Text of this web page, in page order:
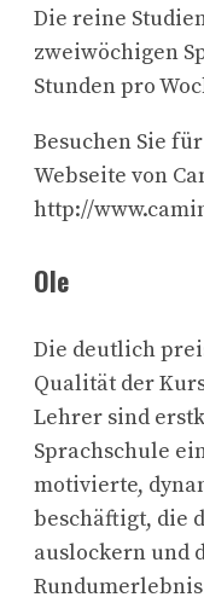
Die reine
zweiwöchigen
Stunden pro
Besuchen Sie
Webseite von
http://
Ole
Die deutlich
Qualität der
Lehrer sind
Sprachschule
motivierte,
beschäftigt, die
auslockern und